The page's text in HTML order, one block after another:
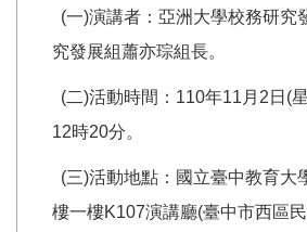
(一)演講者：亞洲大學校務研究
究發展組蕭亦琮組長。
(二)活動時間：110年11月2日(
12時20分。
(三)活動地點：國立臺中教育大
樓一樓K107演講廳(臺中市西區民